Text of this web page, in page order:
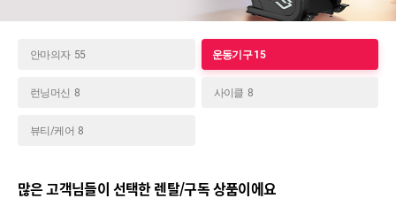
안마의자 55 운동기구 15
런닝머신 8 사이클 8
뷰티/케어 8
많은 고객님들이 선택한 렌탈/구독 상품이에요